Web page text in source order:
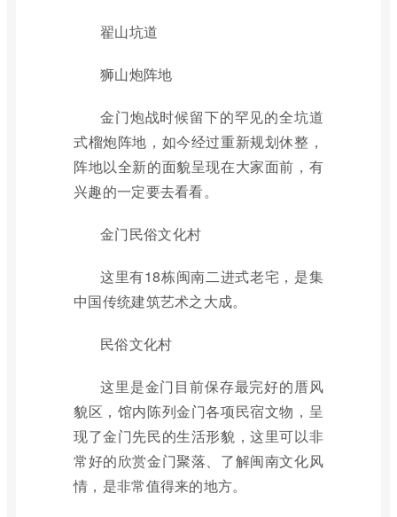
翟山坑道
狮山炮阵地
金门炮战时候留下的罕见的全坑道
式榴炮阵地，如今经过重新规划休整，
阵地以全新的面貌呈现在大家面前，有
兴趣的一定要去看看。
金门民俗文化村
这里有18栋闽南二进式老宅，是集
中国传统建筑艺术之大成。
民俗文化村
这里是金门目前保存最完好的厝风
貌区，馆内陈列金门各项民宿文物，呈
现了金门先民的生活形貌，这里可以非
常好的欣赏金门聚落、了解闽南文化风
情，是非常值得来的地方。